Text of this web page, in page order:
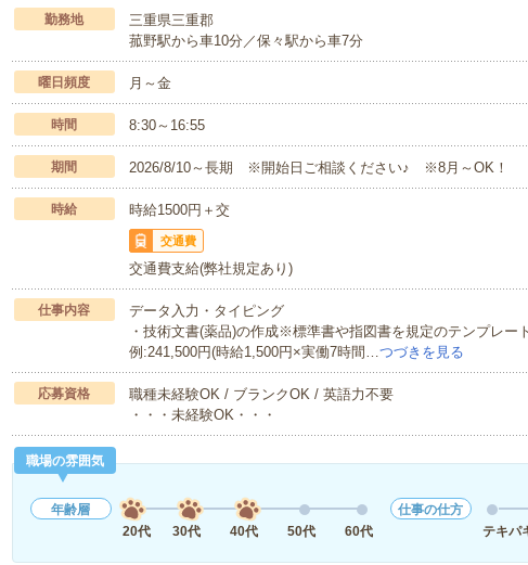
勤務地
三重県三重郡
菰野駅から車10分／保々駅から車7分
曜日頻度 月～金
時間 8:30～16:55
期間 2026/8/10～長期 ※開始日ご相談ください♪ ※8月～OK！
時給 時給1500円＋交
交通費
交通費支給(弊社規定あり)
仕事内容
データ入力・タイピング
・技術文書(薬品)の作成※標準書や指図書を規定のテンプレー
例:241,500円(時給1,500円×実働7時間…つづきを見る
応募資格
職種未経験OK / ブランクOK / 英語力不要
・・・未経験OK・・・
職場の雰囲気
年齢層
20代
30代 40代 50代 60代
仕事の仕方
テキパ